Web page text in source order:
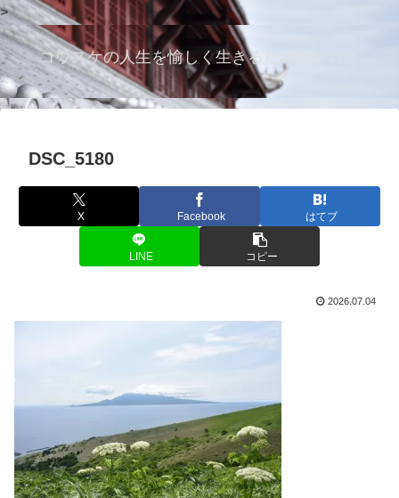
>
コウスケの人生を愉しく生きるためのブログ
DSC_5180
X Facebook はてブ
LINE コピー
2026.07.04